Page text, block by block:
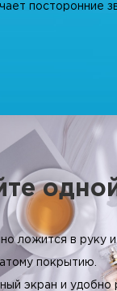
посторонние
ложится в руку и
покрытию.
экран и